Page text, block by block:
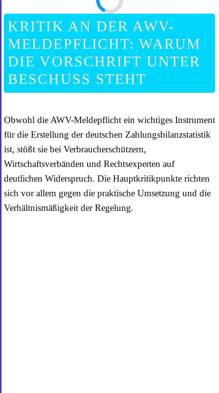
KRITIK AN DER AWV-
MELDEPFLICHT: WARUM
DIE VORSCHRIFT UNTER
BESCHUSS STEHT
Obwohl die AWV-Meldepflicht ein wichtiges Instrument
für die Erstellung der deutschen Zahlungsbilanzstatistik
ist, stößt sie bei Verbraucherschützern,
Wirtschaftsverbänden und Rechtsexperten auf
deutlichen Widerspruch. Die Hauptkritikpunkte richten
sich vor allem gegen die praktische Umsetzung und die
Verhältnismäßigkeit der Regelung.